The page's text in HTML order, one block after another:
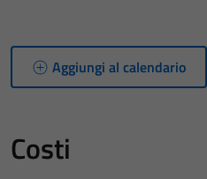
Aggiungi al calendario
Costi